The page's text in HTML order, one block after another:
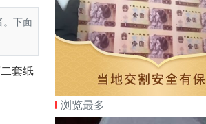
。下面
套纸
浏览最多